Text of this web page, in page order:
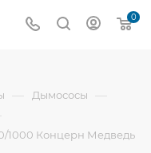
0
— Дымососы —
1000 Концерн Медведь